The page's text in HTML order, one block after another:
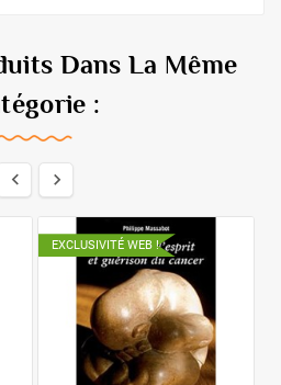
Dans La Même
:
 
EXCLUSIVITÉ WEB !